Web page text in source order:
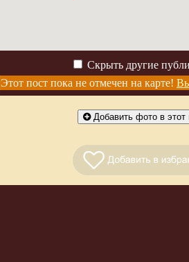
Скрыть другие
Этот пост пока не отмечен на карте!
Добавить фото в этот